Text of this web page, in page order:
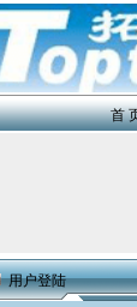
首
用户登陆